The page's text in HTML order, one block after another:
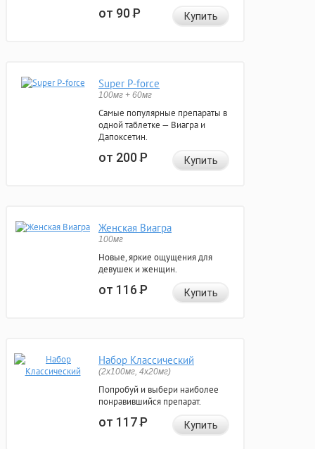
от 90Р Купить
Super P-force
100мг + 60мг
Самые популярные препараты в
одной таблетке — Виагра и
Дапоксетин.
от 200Р Купить
Женская Виагра
100мг
Новые, яркие ощущения для
девушек и женщин.
от 116Р Купить
Набор Классический
(2x100мг, 4x20мг)
Попробуй и выбери наиболее
понравившийся препарат.
от 117Р Купить